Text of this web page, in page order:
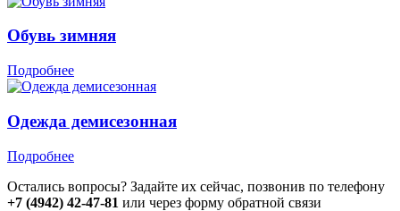
Обувь зимняя
Подробнее
Одежда демисезонная
Подробнее
Остались вопросы? Задайте их сейчас, позвонив по телефону
+7 (4942) 42-47-81 или через форму обратной связи